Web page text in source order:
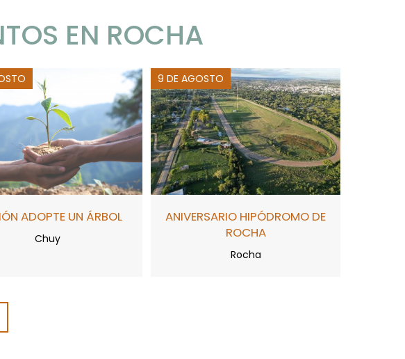
EN ROCHA
ADOPTE UN ÁRBOL
Chuy
9 DE AGOSTO
ANIVERSARIO HIPÓDROMO DE
ROCHA
Rocha